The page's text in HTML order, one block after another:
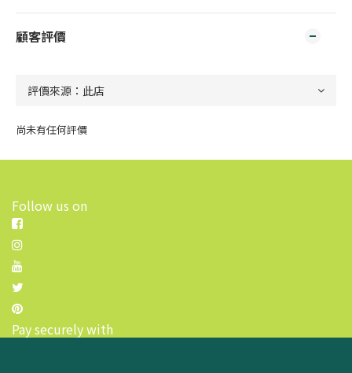
顧客評價
尚未有任何評價
Follow us on
Pay securely with